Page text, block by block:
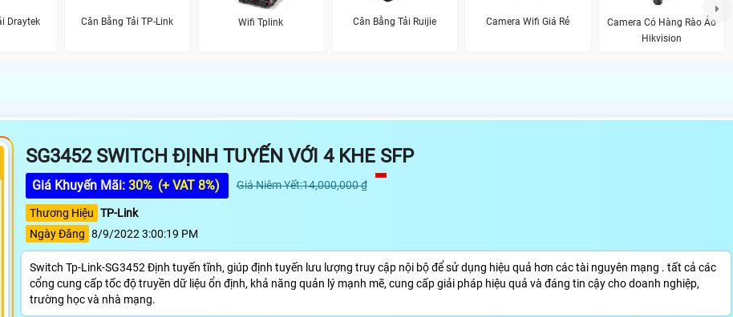
Draytek Cân Bằng Tải TP-Link Wifi Tplink Cân Bằng Tải Ruijie Camera Wifi Giá Rẻ
Camera Có Hàng Rào Ảo
Hikvision
SG3452 SWITCH ĐỊNH TUYẾN VỚI 4 KHE SFP
Giá Khuyến Mãi: 30% (+ VAT 8%) Giá Niêm Yết:14,000,000 ₫
Thương Hiệu TP-Link
Ngày Đăng 8/9/2022 3:00:19 PM
Switch Tp-Link-SG3452 Định tuyến tĩnh, giúp định tuyến lưu lượng truy cập nội bộ để sử dụng hiệu quả hơn các tài nguyên mạng . tất cả các
cổng cung cấp tốc độ truyền dữ liệu ổn định, khả năng quản lý mạnh mẽ, cung cấp giải pháp hiệu quả và đáng tin cậy cho doanh nghiệp,
trường học và nhà mạng.